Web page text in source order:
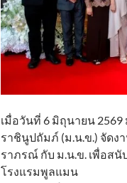
เมื่อวันที่ 6 มิถุนายน
ราชินูปถัมภ์ (ม.น.ข.) จัดง
ราภรณ์ กับ ม.น.ข. เพื่อสนั
โรงแรมพูลแมน